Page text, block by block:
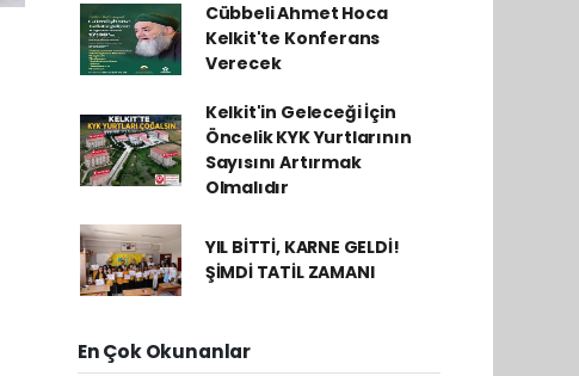
Cübbeli Ahmet Hoca
Kelkit'te Konferans
Verecek
Kelkit'in Geleceği İçin
Öncelik KYK Yurtlarının
Sayısını Artırmak
Olmalıdır
YIL BİTTİ, KARNE GELDİ!
ŞİMDİ TATİL ZAMANI
En Çok Okunanlar